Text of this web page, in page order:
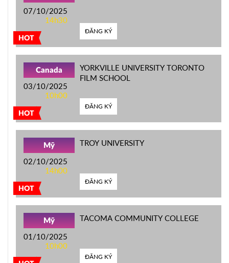
HOT
07/10/2025
14h30
ĐĂNG KÝ
HOT
Canada
03/10/2025
10h00
YORKVILLE UNIVERSITY TORONTO
FILM SCHOOL
ĐĂNG KÝ
HOT
Mỹ
02/10/2025
14h00
TROY UNIVERSITY
ĐĂNG KÝ
Mỹ
01/10/2025
10h00
TACOMA COMMUNITY COLLEGE
ĐĂNG KÝ